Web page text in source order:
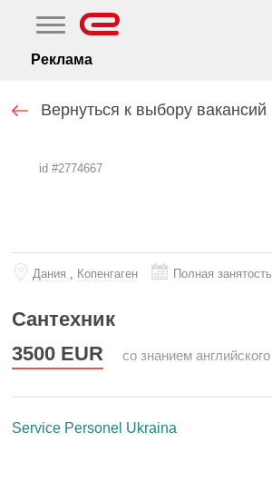
Реклама
Вернуться к выбору вакансий
id #2774667
Дания , Копенгаген Полная занятость
Сантехник
3500 EUR со знанием английского
Service Personel Ukraina